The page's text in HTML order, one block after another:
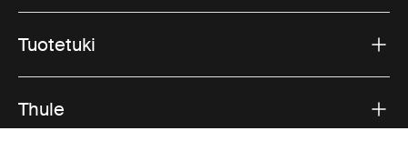
Tuotetuki
Thule